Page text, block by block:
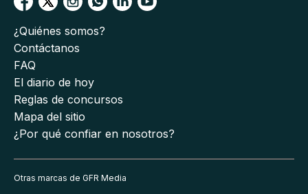
¿Quiénes somos?
Contáctanos
FAQ
El diario de hoy
Reglas de concursos
Mapa del sitio
¿Por qué confiar en nosotros?
Otras marcas de GFR Media